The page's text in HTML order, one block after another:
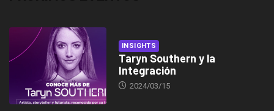
INSIGHTS
Taryn Southern y la
Integración
2024/03/15